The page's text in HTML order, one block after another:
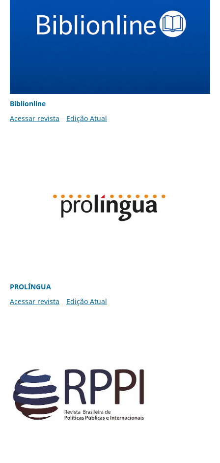
Biblionline
Acessar revista
Edição Atual
PROLÍNGUA
Acessar revista
Edição Atual